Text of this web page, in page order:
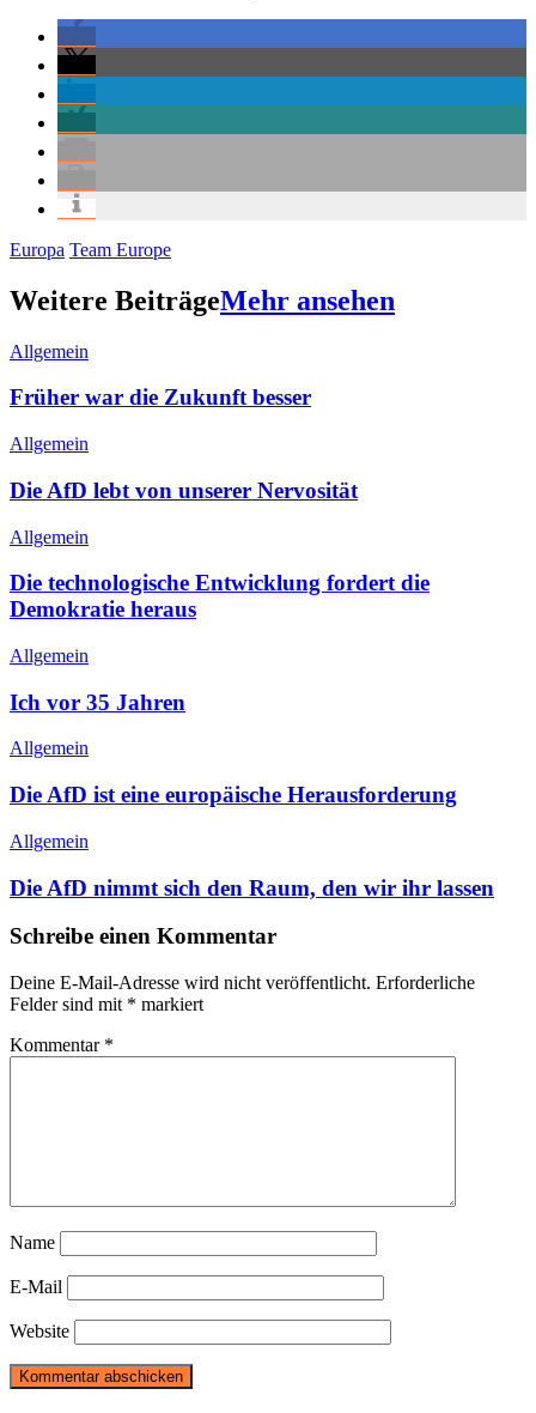
Europa Team Europe
Weitere BeiträgeMehr ansehen
Allgemein
Früher war die Zukunft besser
Allgemein
Die AfD lebt von unserer Nervosität
Allgemein
Die technologische Entwicklung fordert die
Demokratie heraus
Allgemein
Ich vor 35 Jahren
Allgemein
Die AfD ist eine europäische Herausforderung
Allgemein
Die AfD nimmt sich den Raum, den wir ihr lassen
Schreibe einen Kommentar
Deine E-Mail-Adresse wird nicht veröffentlicht. Erforderliche
Felder sind mit * markiert
Kommentar *
Name
E-Mail
Website